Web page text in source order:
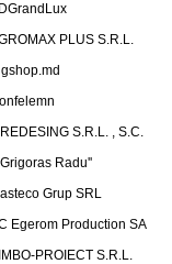
PLUS S.R.L.
S.R.L. , S.C.
Radu''
Grup SRL
Egerom Production SA
PROIECT S.R.L.